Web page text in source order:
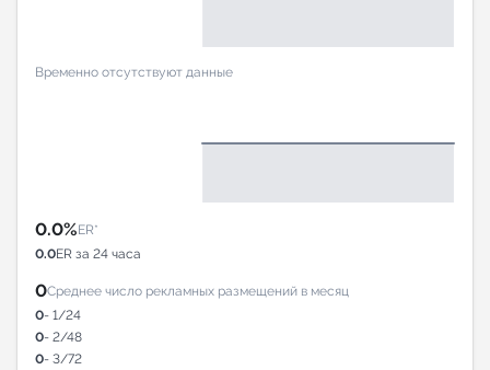
Временно отсутствуют данные
0.0%ER*
0.0ER за 24 часа
0Среднее число рекламных размещений в месяц
0- 1/24
0- 2/48
0- 3/72